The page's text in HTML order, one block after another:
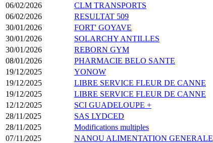
06/02/2026
CLM TRANSPORTS
06/02/2026
RESULTAT 509
30/01/2026
FORT' GOYAVE
30/01/2026
SOLARCHY ANTILLES
30/01/2026
REBORN GYM
08/01/2026
PHARMACIE BELO SANTE
19/12/2025
YONOW
19/12/2025
LIBRE SERVICE FLEUR DE CANNE
19/12/2025
LIBRE SERVICE FLEUR DE CANNE
12/12/2025
SCI GUADELOUPE +
28/11/2025
SAS LYDCED
28/11/2025
Modifications multiples
07/11/2025
NANOU ALIMENTATION GENERALE